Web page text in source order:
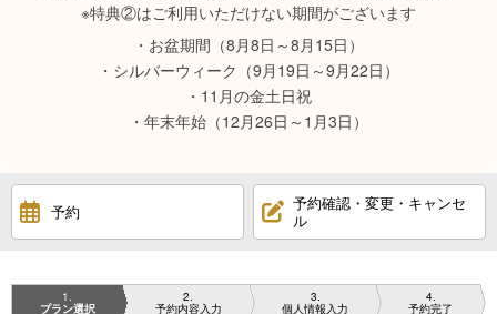
※特典②はご利用いただけない期間がございます
・お盆期間（8月8日～8月15日）
・シルバーウィーク（9月19日～9月22日）
・11月の金土日祝
・年末年始（12月26日～1月3日）
予約
予約確認・変更・キャンセ
ル
1
プラン選択
2
予約内容入力
3
個人情報入力
4
予約完了